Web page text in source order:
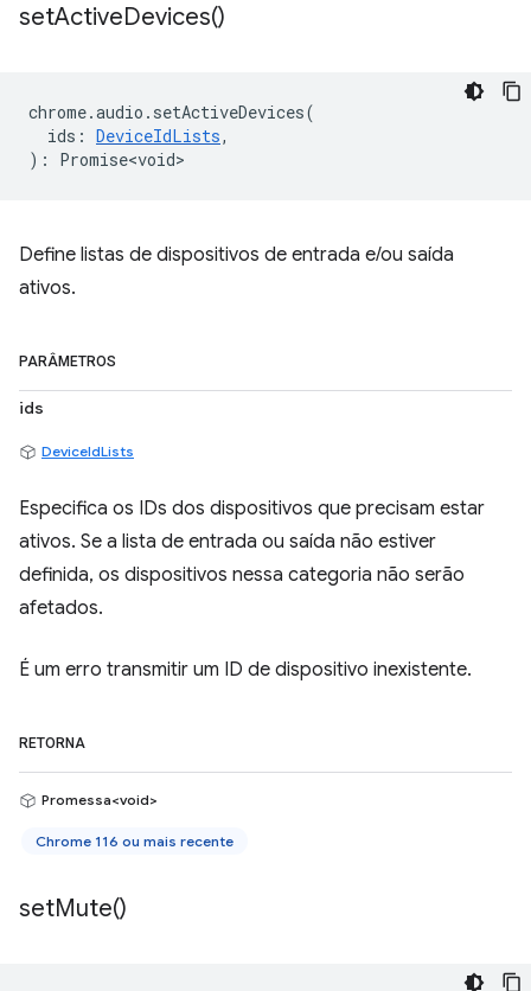
setActiveDevices()
chrome.audio . setActiveDevices(
ids : DeviceIdLists,
) : Promise<void>
Define listas de dispositivos de entrada e/ou saída
ativos.
PARÂMETROS
ids
DeviceIdLists
Especifica os IDs dos dispositivos que precisam estar
ativos. Se a lista de entrada ou saída não estiver
definida, os dispositivos nessa categoria não serão
afetados.
É um erro transmitir um ID de dispositivo inexistente.
RETORNA
Promessa<void>
Chrome 116 ou mais recente
setMute()